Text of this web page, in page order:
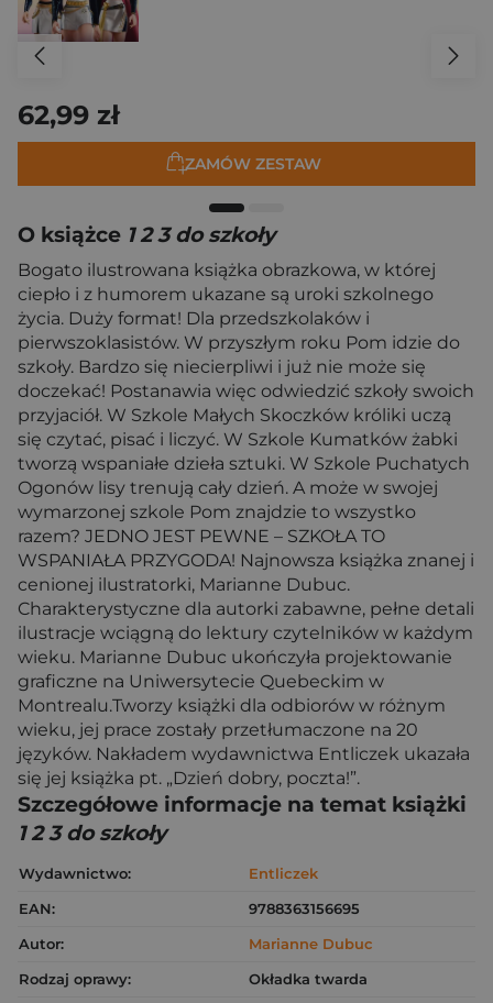
62,99 zł
ZAMÓW ZESTAW
O książce 1 2 3 do szkoły
Bogato ilustrowana książka obrazkowa, w której
ciepło i z humorem ukazane są uroki szkolnego
życia. Duży format! Dla przedszkolaków i
pierwszoklasistów. W przyszłym roku Pom idzie do
szkoły. Bardzo się niecierpliwi i już nie może się
doczekać! Postanawia więc odwiedzić szkoły swoich
przyjaciół. W Szkole Małych Skoczków króliki uczą
się czytać, pisać i liczyć. W Szkole Kumatków żabki
tworzą wspaniałe dzieła sztuki. W Szkole Puchatych
Ogonów lisy trenują cały dzień. A może w swojej
wymarzonej szkole Pom znajdzie to wszystko
razem? JEDNO JEST PEWNE – SZKOŁA TO
WSPANIAŁA PRZYGODA! Najnowsza książka znanej i
cenionej ilustratorki, Marianne Dubuc.
Charakterystyczne dla autorki zabawne, pełne detali
ilustracje wciągną do lektury czytelników w każdym
wieku. Marianne Dubuc ukończyła projektowanie
graficzne na Uniwersytecie Quebeckim w
Montrealu.Tworzy książki dla odbiorów w różnym
wieku, jej prace zostały przetłumaczone na 20
języków. Nakładem wydawnictwa Entliczek ukazała
się jej książka pt. „Dzień dobry, poczta!”.
Szczegółowe informacje na temat książki
1 2 3 do szkoły
Wydawnictwo:
Entliczek
EAN:
9788363156695
Autor:
Marianne Dubuc
Rodzaj oprawy:
Okładka twarda